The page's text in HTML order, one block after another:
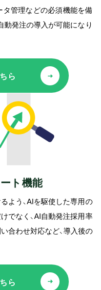
タ管理などの必須機能を備
動発注の導入が可能になり
ら
ト機能
よう、AIを駆使した専用の
でなく、AI自動発注採用率
合わせ対応など、導入後の
ら